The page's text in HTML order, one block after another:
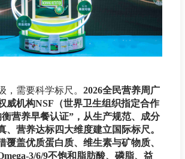
，需要科学标尺。 2026全民营养周广
威机构NSF（世界卫生组织指定合作
营养早餐认证”，从生产规范、成分
、营养达标四大维度建立国际标尺。
覆盖优质蛋白质、维生素与矿物质、
3/6/9不饱和脂肪酸、磷脂、益